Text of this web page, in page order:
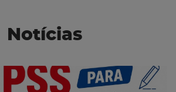
Notícias